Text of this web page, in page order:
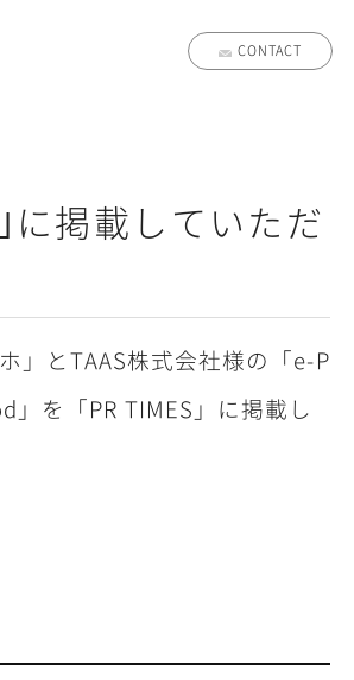
CONTACT
に掲載していただ
」とTAAS株式会社様の「e-P
を「PR TIMES」に掲載し